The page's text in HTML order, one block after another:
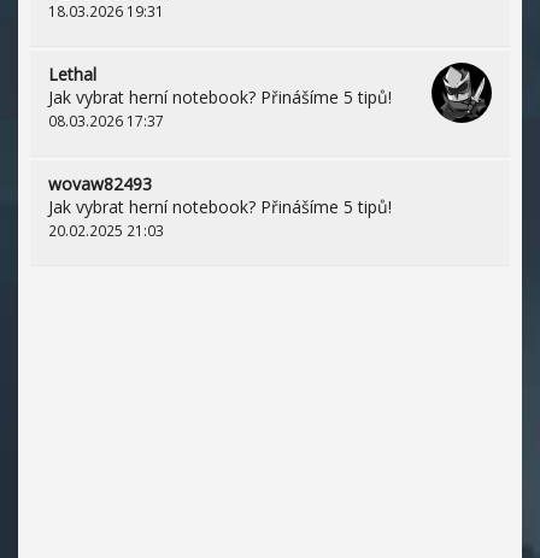
18.03.2026 19:31
Lethal
Jak vybrat herní notebook? Přinášíme 5 tipů!
08.03.2026 17:37
wovaw82493
Jak vybrat herní notebook? Přinášíme 5 tipů!
20.02.2025 21:03